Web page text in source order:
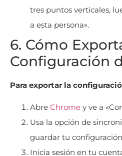
tres puntos verticales,
a esta persona».
6. Cómo
Configuración
Para exportar la
Abre Chrome y ve a
Usa la opción de
guardar tu
Inicia sesión en tu